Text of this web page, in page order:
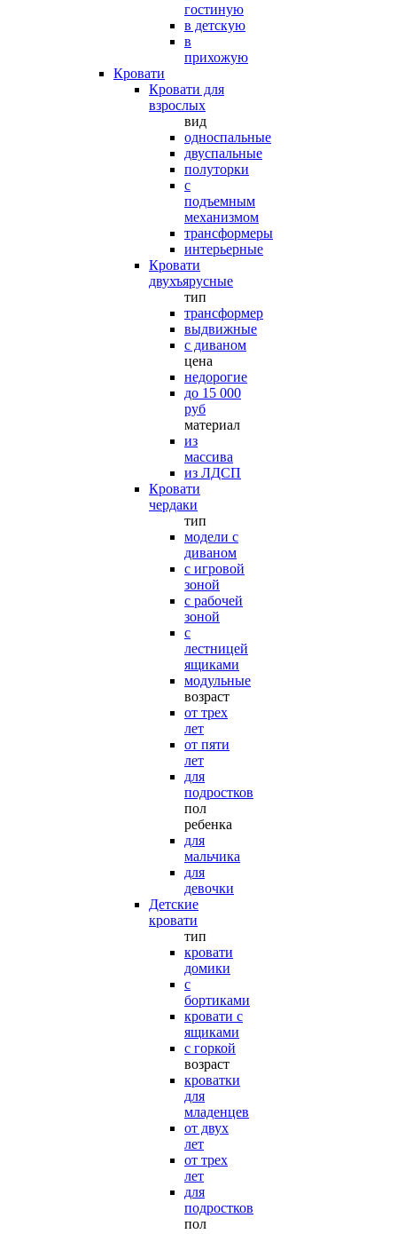
гостиную
в детскую
в
прихожую
Кровати
Кровати для
взрослых
вид
односпальные
двуспальные
полуторки
с
подъемным
механизмом
трансформеры
интерьерные
Кровати
двухъярусные
тип
трансформер
выдвижные
с диваном
цена
недорогие
до 15 000
руб
материал
из
массива
из ЛДСП
Кровати
чердаки
тип
модели с
диваном
с игровой
зоной
с рабочей
зоной
с
лестницей
ящиками
модульные
возраст
от трех
лет
от пяти
лет
для
подростков
пол
ребенка
для
мальчика
для
девочки
Детские
кровати
тип
кровати
домики
с
бортиками
кровати с
ящиками
с горкой
возраст
кроватки
для
младенцев
от двух
лет
от трех
лет
для
подростков
пол